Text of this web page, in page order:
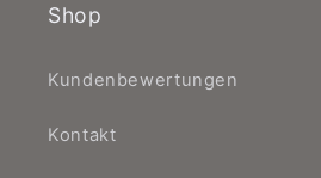
Shop
Kundenbewertungen
Kontakt